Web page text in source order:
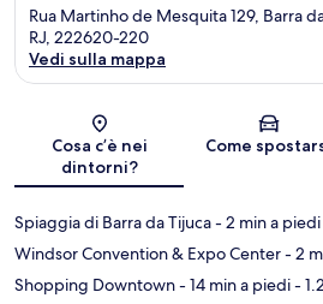
Rua Martinho de Mesquita 129, Barra
RJ, 222620-220
Vedi sulla mappa
Cosa c’è nei
dintorni?
Come
Spiaggia di Barra da Tijuca- 2 min a piedi
Windsor Convention & Expo Center- 2
Shopping Downtown- 14 min a piedi-